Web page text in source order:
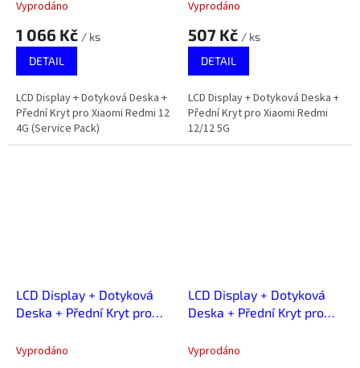
Vyprodáno
1 066 Kč / ks
DETAIL
LCD Display + Dotyková Deska +
Přední Kryt pro Xiaomi Redmi 12
4G (Service Pack)
Vyprodáno
507 Kč / ks
DETAIL
LCD Display + Dotyková Deska +
Přední Kryt pro Xiaomi Redmi
12/12 5G
LCD Display + Dotyková
Deska + Přední Kryt pro
Vyprodáno
LCD Display + Dotyková
Deska + Přední Kryt pro
Vyprodáno